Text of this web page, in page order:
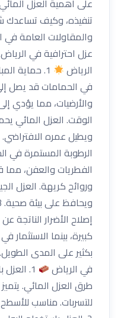
على أهمية العزل
تنفيذه، وكيف تساعدك
والمقاولات العامة
عزل احترافية في
الرياض
1. حماية
في الحمامات قد يصل
والأرضيات، مما يؤدي
الوقت. العزل المائي
الرطوبة المستمرة في
الفطريات والعفن،
وروائح كريهة. العزل
إصلاح الأضرار الناتجة
كبيرة، بينما الاستثمار
بكثير على المدى
في الرياض
1.
طرق العزل المائي.
للتسربات. مناسب